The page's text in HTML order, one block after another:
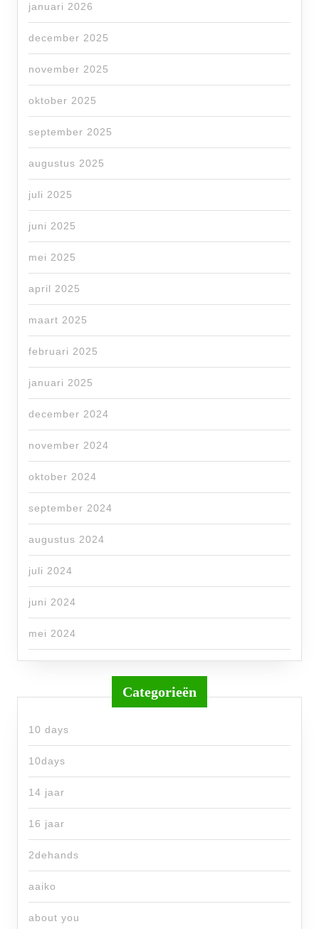
januari 2026
december 2025
november 2025
oktober 2025
september 2025
augustus 2025
juli 2025
juni 2025
mei 2025
april 2025
maart 2025
februari 2025
januari 2025
december 2024
november 2024
oktober 2024
september 2024
augustus 2024
juli 2024
juni 2024
mei 2024
Categorieën
10 days
10days
14 jaar
16 jaar
2dehands
aaiko
about you